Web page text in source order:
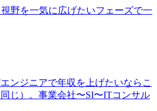
野を一気に広げたいフェーズで一
ンジニアで年収を上げたいならこ
じ）。事業会社〜SI〜ITコンサル